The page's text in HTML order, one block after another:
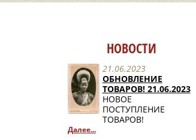
НОВОСТИ
21.06.2023
ОБНОВЛЕНИЕ
ТОВАРОВ! 21.06.2023
НОВОЕ
ПОСТУПЛЕНИЕ
ТОВАРОВ!
Далее...